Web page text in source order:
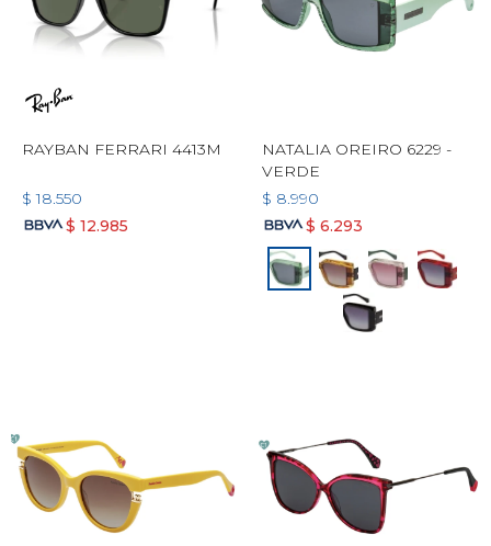
RAYBAN FERRARI 4413M
$ 18.550
$ 12.985
NATALIA OREIRO 6229 -
VERDE
$ 8.990
$ 6.293